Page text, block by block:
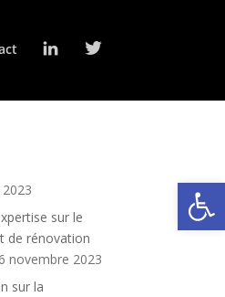
e
T
t
sur le
de rénovation
6 novembre 2023
sur la